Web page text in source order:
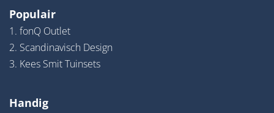
Populair
1. fonQ Outlet
2. Scandinavisch Design
3. Kees Smit Tuinsets
Handig